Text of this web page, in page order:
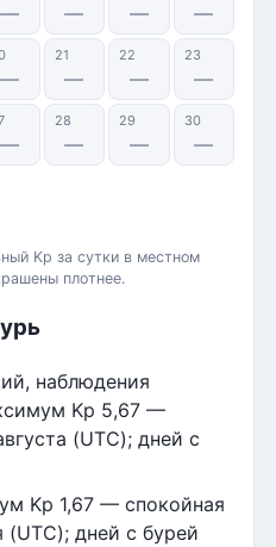
— — — —
—
21
—
22
—
23
—
—
28
—
29
—
30
—
Kp за сутки в местном
плотнее.
наблюдения
Kp 5,67 —
(UTC); дней с
Kp 1,67 — спокойная
(UTC); дней с бурей